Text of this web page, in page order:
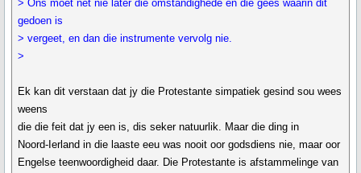
> Ons moet net nie later die omstandighede en die gees waarin dit
gedoen is
> vergeet, en dan die instrumente vervolg nie.
>
Ek kan dit verstaan dat jy die Protestante simpatiek gesind sou wees
weens
die die feit dat jy een is, dis seker natuurlik. Maar die ding in
Noord-Ierland in die laaste eeu was nooit oor godsdiens nie, maar oor
Engelse teenwoordigheid daar. Die Protestante is afstammelinge van